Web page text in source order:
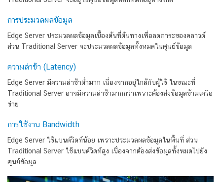
การประมวลผลข้อมูล
Edge Server ประมวลผลข้อมูลเบื้องต้นที่ต้นทางเพื่อลดภาระของคลาวด์
ส่วน Traditional Server จะประมวลผลข้อมูลทั้งหมดในศูนย์ข้อมูล
ความล่าช้า (Latency)
Edge Server มีความล่าช้าต่ำมาก เนื่องจากอยู่ใกล้กับผู้ใช้ ในขณะที่
Traditional Server อาจมีความล่าช้ามากกว่าเพราะต้องส่งข้อมูลข้ามเครือ
ข่าย
การใช้งาน Bandwidth
Edge Server ใช้แบนด์วิดท์น้อย เพราะประมวลผลข้อมูลในพื้นที่ ส่วน
Traditional Server ใช้แบนด์วิดท์สูง เนื่องจากต้องส่งข้อมูลทั้งหมดไปยัง
ศูนย์ข้อมูล